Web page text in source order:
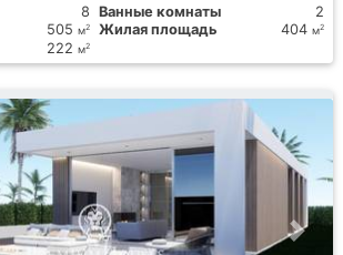
8 Ванные комнаты
2
505 м2 Жилая площадь 404 м2
222 м2